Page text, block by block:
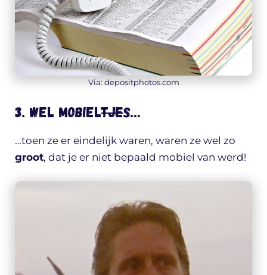
Via: depositphotos.com
3. Wel mobieltjes…
…toen ze er eindelijk waren, waren ze wel zo
groot, dat je er niet bepaald mobiel van werd!